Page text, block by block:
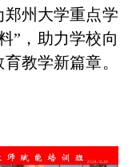
州大学重点学
”，助力学校向
教学新篇章。